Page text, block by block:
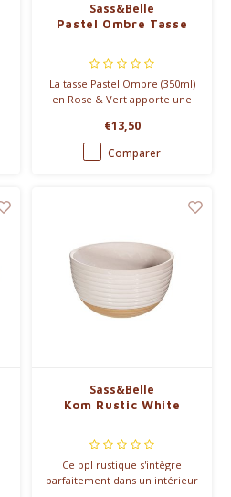
Sass&Belle
Pastel Ombre Tasse
La tasse Pastel Ombre (350ml)
en Rose & Vert apporte une
votre pause-café. Finition
unique grâce à son émaillage
artisanal.
€13,50
Comparer
Sass&Belle
Kom Rustic White
Ce bpl rustique s'intègre
parfaitement dans un intérieur